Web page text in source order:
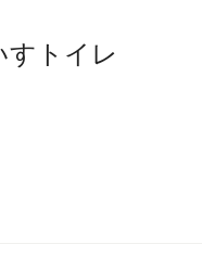
すトイレ